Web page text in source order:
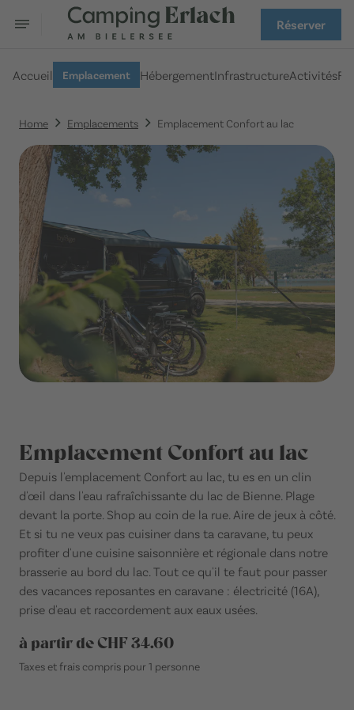
Réserver
Accueil Emplacement HébergementInfrastructureActivités
Home Emplacements Emplacement Confort au lac
Emplacement Confort au lac
Depuis l'emplacement Confort au lac, tu es en un clin
d'œil dans l'eau rafraîchissante du lac de Bienne. Plage
devant la porte. Shop au coin de la rue. Aire de jeux à côté.
Et si tu ne veux pas cuisiner dans ta caravane, tu peux
profiter d'une cuisine saisonnière et régionale dans notre
brasserie au bord du lac. Tout ce qu'il te faut pour passer
des vacances reposantes en caravane : électricité (16A),
prise d'eau et raccordement aux eaux usées.
à partir de CHF 34.60
Taxes et frais compris pour 1 personne